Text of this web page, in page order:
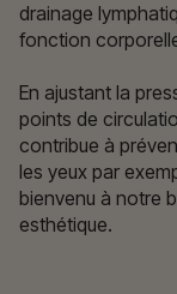
drainage
fonction
En ajustant la
points de
contribue à
les yeux par
bienvenu à notre
esthétique.